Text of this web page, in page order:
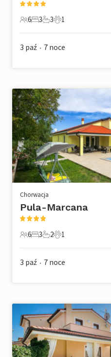
6 Goście
6
3 Sypialnie
3
3 Łazienki
3
1 Zwierzę domowe
1
3 paź • 7 noce
Chorwacja
Pula-Marcana
6 Goście
6
3 Sypialnie
3
2 Łazienki
2
1 Zwierzę domowe
1
3 paź • 7 noce